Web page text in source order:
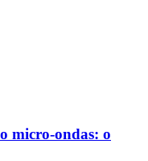
micro-ondas: o